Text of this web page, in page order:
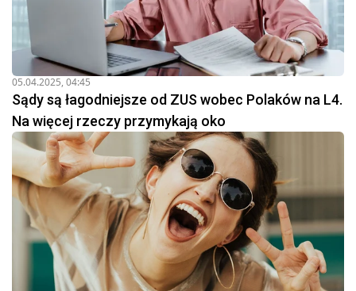
05.04.2025, 04:45
Sądy są łagodniejsze od ZUS wobec Polaków na L4.
Na więcej rzeczy przymykają oko